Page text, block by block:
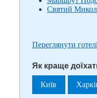
Святий
Переглянути
Як краще
Київ